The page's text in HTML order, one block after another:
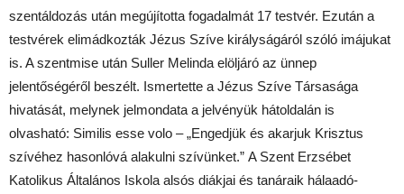
szentáldozás után megújította fogadalmát 17 testvér. Ezután a
testvérek elimádkozták Jézus Szíve királyságáról szóló imájukat
is. A szentmise után Suller Melinda elöljáró az ünnep
jelentőségéről beszélt. Ismertette a Jézus Szíve Társasága
hivatását, melynek jelmondata a jelvényük hátoldalán is
olvasható: Similis esse volo – „Engedjük és akarjuk Krisztus
szívéhez hasonlóvá alakulni szívünket.” A Szent Erzsébet
Katolikus Általános Iskola alsós diákjai és tanáraik hálaadó-